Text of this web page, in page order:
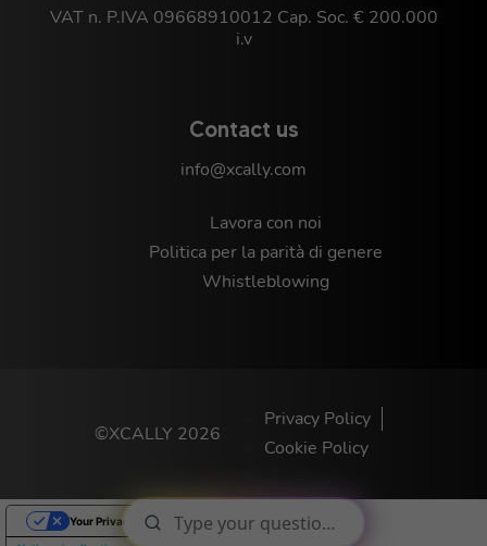
VAT n. P.IVA 09668910012 Cap. Soc. € 200.000
i.v
Contact us
info@xcally.com
Lavora con noi
Politica per la parità di genere
Whistleblowing
©XCALLY 2026
Privacy Policy
Cookie Policy
Your Privacy Choices